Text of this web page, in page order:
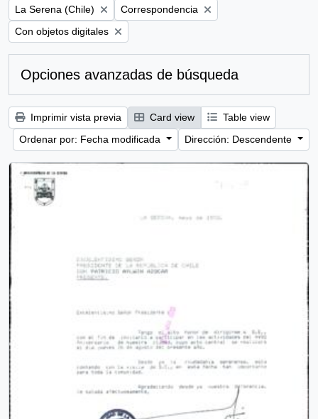
Remove filter:
La Serena (Chile) Remove filter:
Correspondencia
Remove filter:
Con objetos digitales
Opciones avanzadas de búsqueda
Imprimir vista previa Card view
Table view
Ordenar por: Fecha modificada
Dirección: Descendente